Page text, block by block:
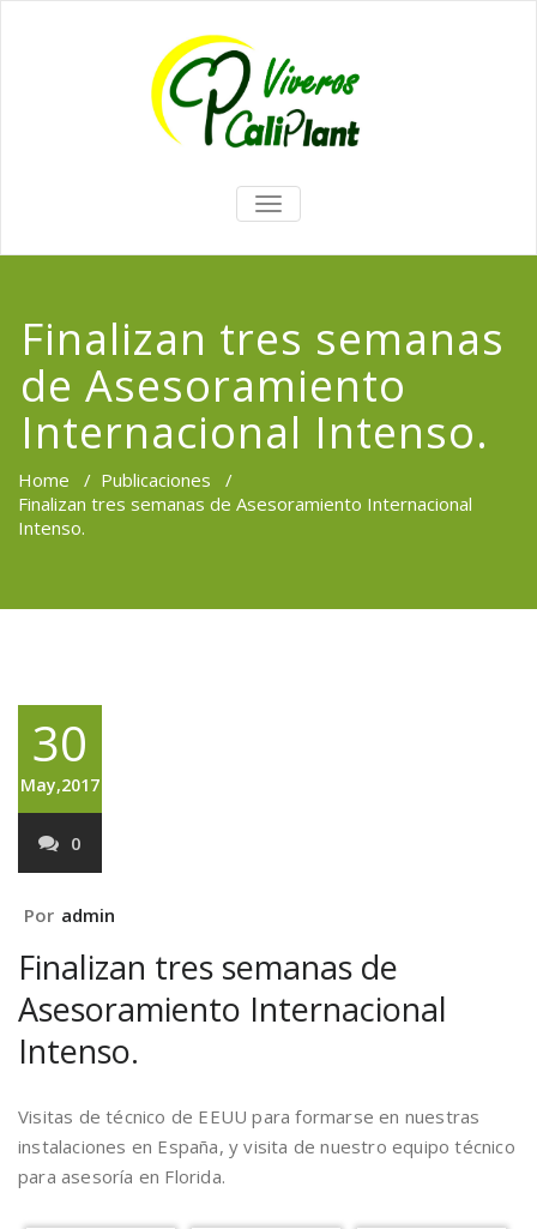
TOGGLE
NAVIGATION
Finalizan tres semanas
de Asesoramiento
Internacional Intenso.
Home / Publicaciones /
Finalizan tres semanas de Asesoramiento Internacional
Intenso.
30
May,2017
0
Por admin
Finalizan tres semanas de
Asesoramiento Internacional
Intenso.
Visitas de técnico de EEUU para formarse en nuestras
instalaciones en España, y visita de nuestro equipo técnico
para asesoría en Florida.